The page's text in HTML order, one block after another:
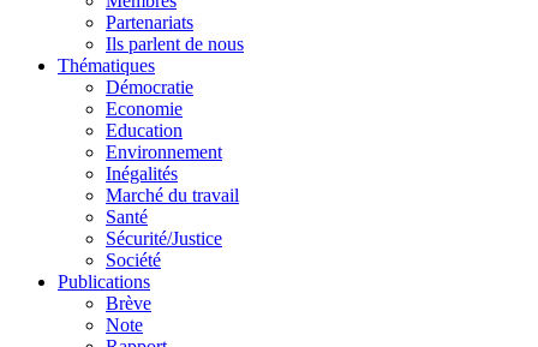
Partenariats
Ils parlent de nous
Thématiques
Démocratie
Economie
Education
Environnement
Inégalités
Marché du travail
Santé
Sécurité/Justice
Société
Publications
Brève
Note